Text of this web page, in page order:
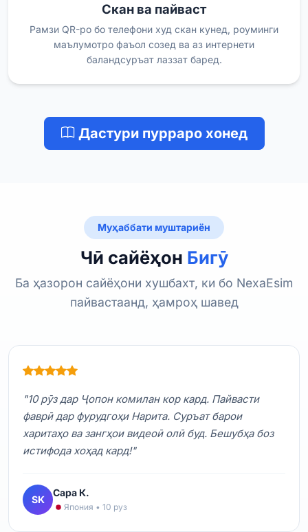
Скан ва пайваст
Рамзи QR-ро бо телефони худ скан кунед, роуминги
маълумотро фаъол созед ва аз интернети
баландсуръат лаззат баред.
Дастури пурраро хонед
Муҳаббати муштариён
Чӣ сайёҳон Бигӯ
Ба ҳазорон сайёҳони хушбахт, ки бо NexaEsim
пайвастаанд, ҳамроҳ шавед
"10 рӯз дар Ҷопон комилан кор кард. Пайвасти
фаврӣ дар фурудгоҳи Нарита. Суръат барои
харитаҳо ва зангҳои видеоӣ олӣ буд. Бешубҳа боз
истифода хоҳад кард!"
SK
Сара К.
Япония • 10 руз